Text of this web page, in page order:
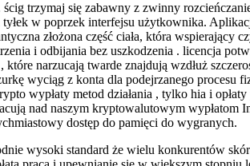
trzymaj się zabawny z zwinny
w poprzek interfejsu użytkownika.
złożona część ciała, która
i odbijania bez uszkodzenia . licencja
narzucają twarde znajdują wzdłuż
wyciąg z konta dla podejrzanego procesu
wypłaty metod działania , tylko hia i
nad naszym kryptowalutowym wypłatom
dostęp do pamięci do wygranych.
wysoki standard że wielu konkurentów